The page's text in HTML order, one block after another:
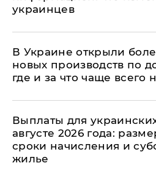
украинцев
В Украине открыли
новых производств по
где и за что чаще всего
Выплаты для
августе 2026 года:
сроки начисления и
жилье